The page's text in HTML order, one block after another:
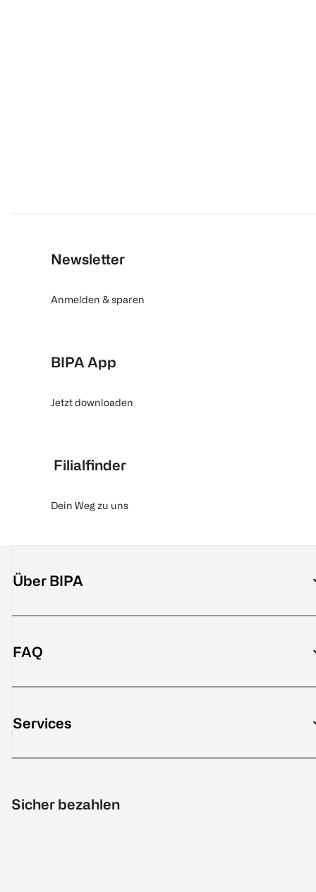
Newsletter
Anmelden & sparen
BIPA App
Jetzt downloaden
Filialfinder
Dein Weg zu uns
Über BIPA
FAQ
Services
Sicher bezahlen